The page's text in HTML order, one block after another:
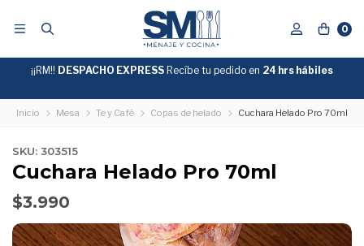
0
GRATIS
SOBRE
¡¡RM!! DESPACHO EXPRESS Recíbe tu pedido en 24 hrs hábiles
Inicio Mesa Te y Café Copas de helado Cuchara Helado Pro 70ml
SKU: 303515
Cuchara Helado Pro 70ml
$3.990